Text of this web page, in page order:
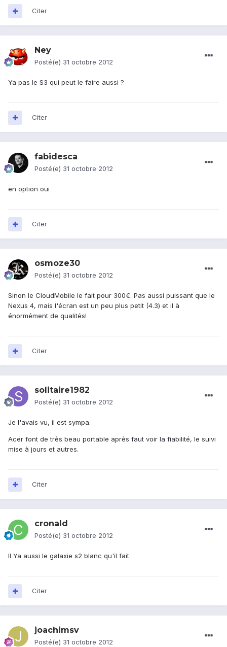
Citer
Ney
Posté(e) 31 octobre 2012
Ya pas le S3 qui peut le faire aussi ?
Citer
fabidesca
Posté(e) 31 octobre 2012
en option oui
Citer
osmoze30
Posté(e) 31 octobre 2012
Sinon le CloudMobile le fait pour 300€. Pas aussi puissant que le
Nexus 4, mais l'écran est un peu plus petit (4.3) et il à
énormément de qualités!
Citer
solitaire1982
Posté(e) 31 octobre 2012
Je l'avais vu, il est sympa.
Acer font de très beau portable après faut voir la fiabilité, le suivi
mise à jours et autres.
Citer
cronald
Posté(e) 31 octobre 2012
Il Ya aussi le galaxie s2 blanc qu'il fait
Citer
joachimsv
Posté(e) 31 octobre 2012